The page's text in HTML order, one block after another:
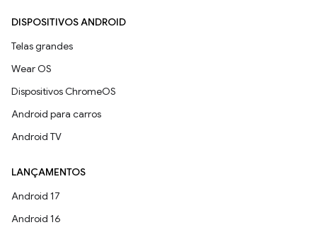
DISPOSITIVOS ANDROID
Telas grandes
Wear OS
Dispositivos ChromeOS
Android para carros
Android TV
LANÇAMENTOS
Android 17
Android 16